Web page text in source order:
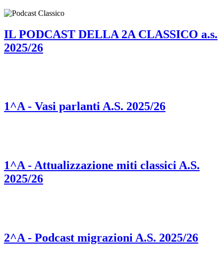
IL PODCAST DELLA 2A CLASSICO a.s.
2025/26
1^A - Vasi parlanti A.S. 2025/26
1^A - Attualizzazione miti classici A.S.
2025/26
2^A - Podcast migrazioni A.S. 2025/26